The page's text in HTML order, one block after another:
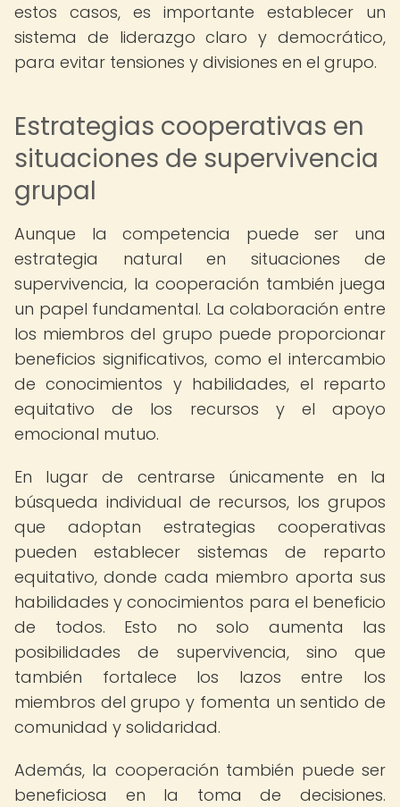
estos casos, es importante establecer un
sistema de liderazgo claro y democrático,
para evitar tensiones y divisiones en el grupo.
Estrategias cooperativas en
situaciones de supervivencia
grupal
Aunque la competencia puede ser una
estrategia natural en situaciones de
supervivencia, la cooperación también juega
un papel fundamental. La colaboración entre
los miembros del grupo puede proporcionar
beneficios significativos, como el intercambio
de conocimientos y habilidades, el reparto
equitativo de los recursos y el apoyo
emocional mutuo.
En lugar de centrarse únicamente en la
búsqueda individual de recursos, los grupos
que adoptan estrategias cooperativas
pueden establecer sistemas de reparto
equitativo, donde cada miembro aporta sus
habilidades y conocimientos para el beneficio
de todos. Esto no solo aumenta las
posibilidades de supervivencia, sino que
también fortalece los lazos entre los
miembros del grupo y fomenta un sentido de
comunidad y solidaridad.
Además, la cooperación también puede ser
beneficiosa en la toma de decisiones.